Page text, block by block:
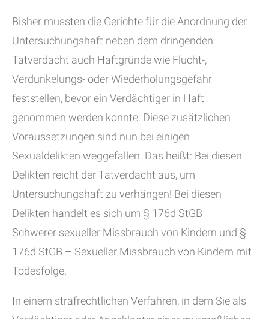
Bisher mussten die Gerichte für die Anordnung der
Untersuchungshaft neben dem dringenden
Tatverdacht auch Haftgründe wie Flucht-,
Verdunkelungs- oder Wiederholungsgefahr
feststellen, bevor ein Verdächtiger in Haft
genommen werden konnte. Diese zusätzlichen
Voraussetzungen sind nun bei einigen
Sexualdelikten weggefallen. Das heißt: Bei diesen
Delikten reicht der Tatverdacht aus, um
Untersuchungshaft zu verhängen! Bei diesen
Delikten handelt es sich um § 176d StGB –
Schwerer sexueller Missbrauch von Kindern und §
176d StGB – Sexueller Missbrauch von Kindern mit
Todesfolge.
In einem strafrechtlichen Verfahren, in dem Sie als